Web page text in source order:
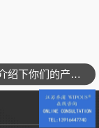
可以介绍下你们的产品么？